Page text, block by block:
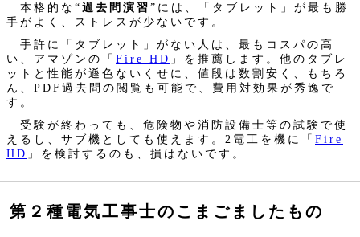
本格的な“過去問演習”には、「タブレット」が最も勝
手がよく、ストレスが少ないです。
手許に「タブレット」がない人は、最もコスパの高
い、アマゾンの「 Fire HD 」を推薦します。他のタブレ
ットと性能が遜色ないくせに、値段は数割安く、もちろ
ん、PDF過去問の閲覧も可能で、費用対効果が秀逸で
す。
受験が終わっても、危険物や消防設備士等の試験で使
えるし、サブ機としても使えます。2電工を機に「 Fire
HD 」を検討するのも、損はないです。
第２種電気工事士のこまごましたもの